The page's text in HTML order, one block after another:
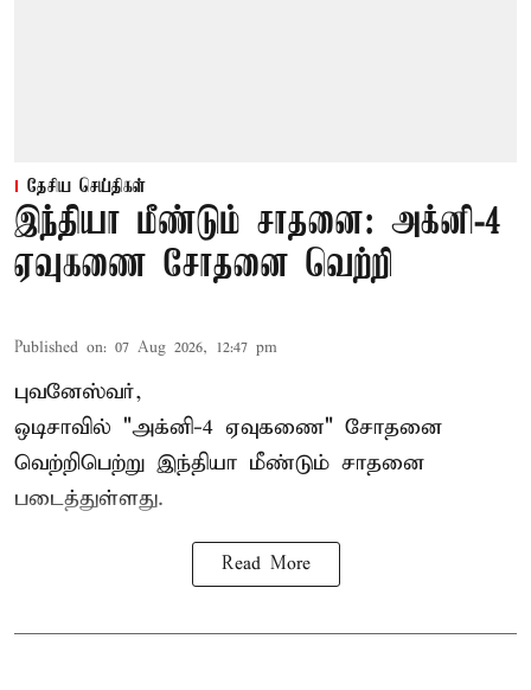
தேசிய செய்திகள்
இந்தியா மீண்டும் சாதனை: அக்னி-4
ஏவுகணை சோதனை வெற்றி
Published on: 07 Aug 2026, 12:47 pm
புவனேஸ்வர்,
ஒடிசாவில் "அக்னி-4 ஏவுகணை" சோதனை
வெற்றிபெற்று இந்தியா மீண்டும் சாதனை
படைத்துள்ளது.
Read More